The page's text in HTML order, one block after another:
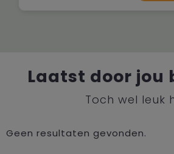
Laatst door jou
Toch wel leuk
Geen resultaten gevonden.